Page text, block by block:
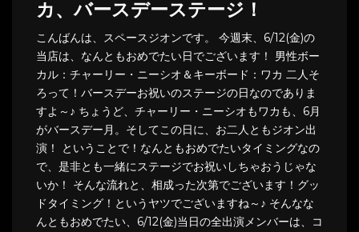
カ、バースデーステージ！
こんばんは、スペースジオンです。 今週末、6/12(金)の
当店は、なんともおめでたい日でございます！ 男性ボー
カル：チャーリー・ニーシオ＆キーボード：ワカ 二人そ
ろって！バースデーお祝いのステージの日なのでありま
すよ～♪ ちょうど、チャーリー・ニーシオもワカも、6月
がバースデー月。そしてこの日に、お二人ともジオン出
演！ ということで！なんともおめでたいタイミングなの
で、是非とも一緒にステージでお祝いしちゃおうじゃな
いか！ そんな流れと、相成った次第でございます！グッ
ドタイミング！というヤツでございますね～♪ そんなな
んともおめでたい、6/12(金)当日の全出演メンバーは、コ